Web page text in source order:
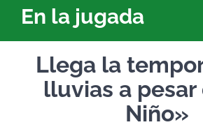
En la jugada
Llega la
lluvias a pesar
Niño»